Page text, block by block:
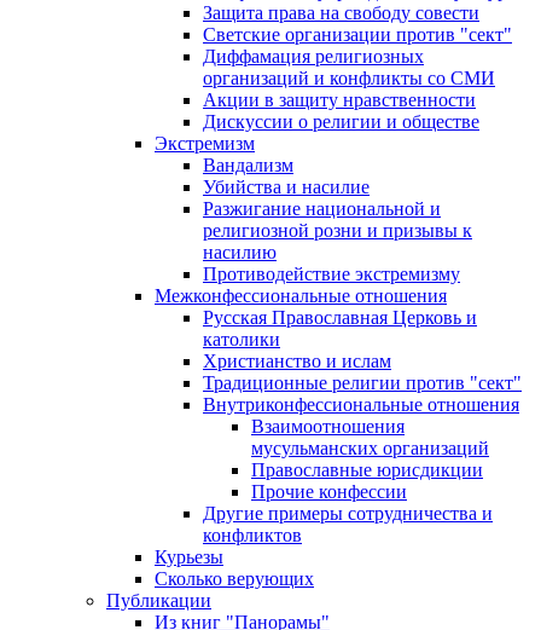
Защита права на свободу совести
Светские организации против "сект"
Диффамация религиозных
организаций и конфликты со СМИ
Акции в защиту нравственности
Дискуссии о религии и обществе
Экстремизм
Вандализм
Убийства и насилие
Разжигание национальной и
религиозной розни и призывы к
насилию
Противодействие экстремизму
Межконфессиональные отношения
Русская Православная Церковь и
католики
Христианство и ислам
Традиционные религии против "сект"
Внутриконфессиональные отношения
Взаимоотношения
мусульманских организаций
Православные юрисдикции
Прочие конфессии
Другие примеры сотрудничества и
конфликтов
Курьезы
Сколько верующих
Публикации
Из книг "Панорамы"